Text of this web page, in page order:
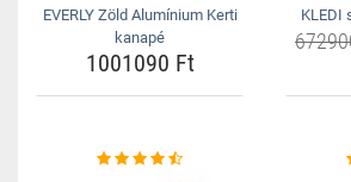
EVERLY Zöld Alumínium Kerti
kanapé
1001090 Ft
KLEDI